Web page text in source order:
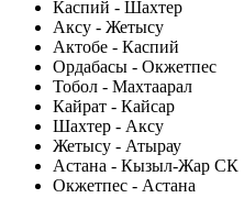
Каспий - Шахтер
Аксу - Жетысу
Актобе - Каспий
Ордабасы - Окжетпес
Тобол - Махтаарал
Кайрат - Кайсар
Шахтер - Аксу
Жетысу - Атырау
Астана - Кызыл-Жар СК
Окжетпес - Астана